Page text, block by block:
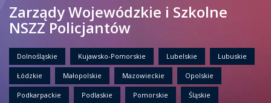
Zarządy Wojewódzkie i Szkolne
NSZZ Policjantów
Dolnośląskie Kujawsko-Pomorskie Lubelskie Lubuskie
Łódzkie Małopolskie Mazowieckie Opolskie
Podkarpackie Podlaskie Pomorskie Śląskie